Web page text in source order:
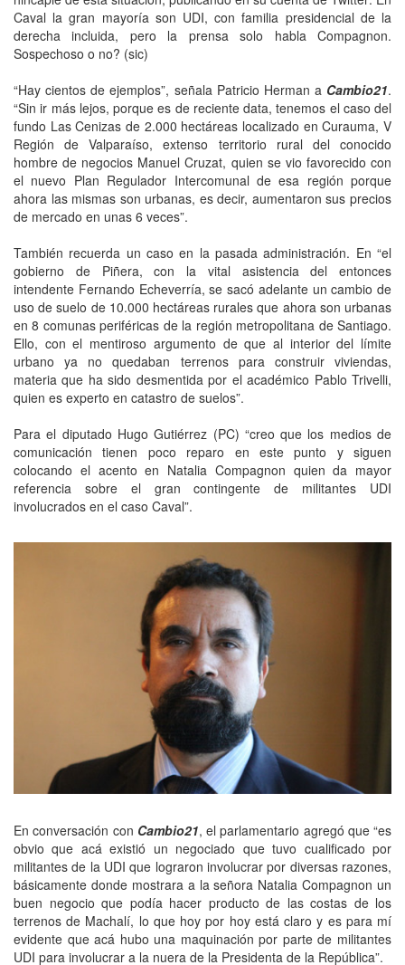
Caval la gran mayoría son UDI, con familia presidencial de la
derecha incluida, pero la prensa solo habla Compagnon.
Sospechoso o no? (sic)
“Hay cientos de ejemplos”, señala Patricio Herman a Cambio21.
“Sin ir más lejos, porque es de reciente data, tenemos el caso del
fundo Las Cenizas de 2.000 hectáreas localizado en Curauma, V
Región de Valparaíso, extenso territorio rural del conocido
hombre de negocios Manuel Cruzat, quien se vio favorecido con
el nuevo Plan Regulador Intercomunal de esa región porque
ahora las mismas son urbanas, es decir, aumentaron sus precios
de mercado en unas 6 veces”.
También recuerda un caso en la pasada administración. En “el
gobierno de Piñera, con la vital asistencia del entonces
intendente Fernando Echeverría, se sacó adelante un cambio de
uso de suelo de 10.000 hectáreas rurales que ahora son urbanas
en 8 comunas periféricas de la región metropolitana de Santiago.
Ello, con el mentiroso argumento de que al interior del límite
urbano ya no quedaban terrenos para construir viviendas,
materia que ha sido desmentida por el académico Pablo Trivelli,
quien es experto en catastro de suelos”.
Para el diputado Hugo Gutiérrez (PC) “creo que los medios de
comunicación tienen poco reparo en este punto y siguen
colocando el acento en Natalia Compagnon quien da mayor
referencia sobre el gran contingente de militantes UDI
involucrados en el caso Caval”.
En conversación con Cambio21, el parlamentario agregó que “es
obvio que acá existió un negociado que tuvo cualificado por
militantes de la UDI que lograron involucrar por diversas razones,
básicamente donde mostrara a la señora Natalia Compagnon un
buen negocio que podía hacer producto de las costas de los
terrenos de Machalí, lo que hoy por hoy está claro y es para mí
evidente que acá hubo una maquinación por parte de militantes
UDI para involucrar a la nuera de la Presidenta de la República”.